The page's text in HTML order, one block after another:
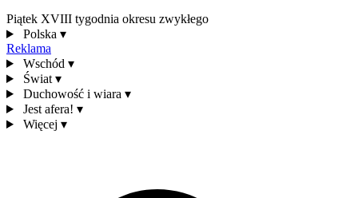
Piątek XVIII tygodnia okresu zwykłego
Polska ▾
Reklama
Wschód ▾
Świat ▾
Duchowość i wiara ▾
Jest afera! ▾
Więcej ▾